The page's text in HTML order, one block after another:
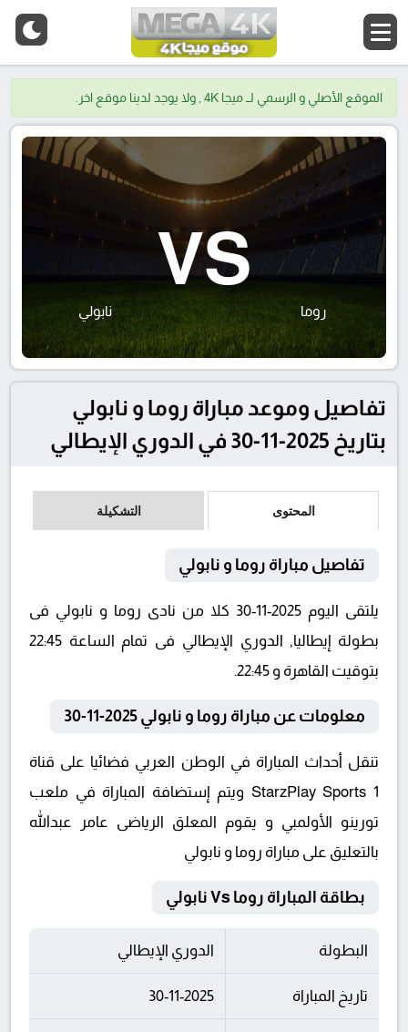
الموقع الأصلي و الرسمي لــ ميجا 4K , ولا يوجد لدينا موقع اخر.
روما
VS
نابولي
تفاصيل وموعد مباراة روما و نابولي
بتاريخ 2025-11-30 في الدوري الإيطالي
المحتوى التشكيلة
تفاصيل مباراة روما و نابولي
يلتقى اليوم 2025-11-30 كلا من نادى روما و نابولي فى
بطولة إيطاليا, الدوري الإيطالي فى تمام الساعة 22:45
بتوقيت القاهرة و 22:45.
معلومات عن مباراة روما و نابولي 2025-11-30
تنقل أحداث المباراة في الوطن العربي فضائيا على قناة
StarzPlay Sports 1 ويتم إستضافة المباراة في ملعب
تورينو الأولمبي و يقوم المعلق الرياضى عامر عبدالله
بالتعليق على مباراة روما و نابولي
بطاقة المباراة روما Vs نابولي
البطولة الدوري الإيطالي
تاريخ المباراة 30-11-2025